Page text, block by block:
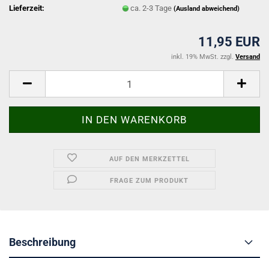
Lieferzeit:
ca. 2-3 Tage(Ausland abweichend)
11,95 EUR
inkl. 19% MwSt. zzgl. Versand
AUF DEN MERKZETTEL
FRAGE ZUM PRODUKT
Beschreibung